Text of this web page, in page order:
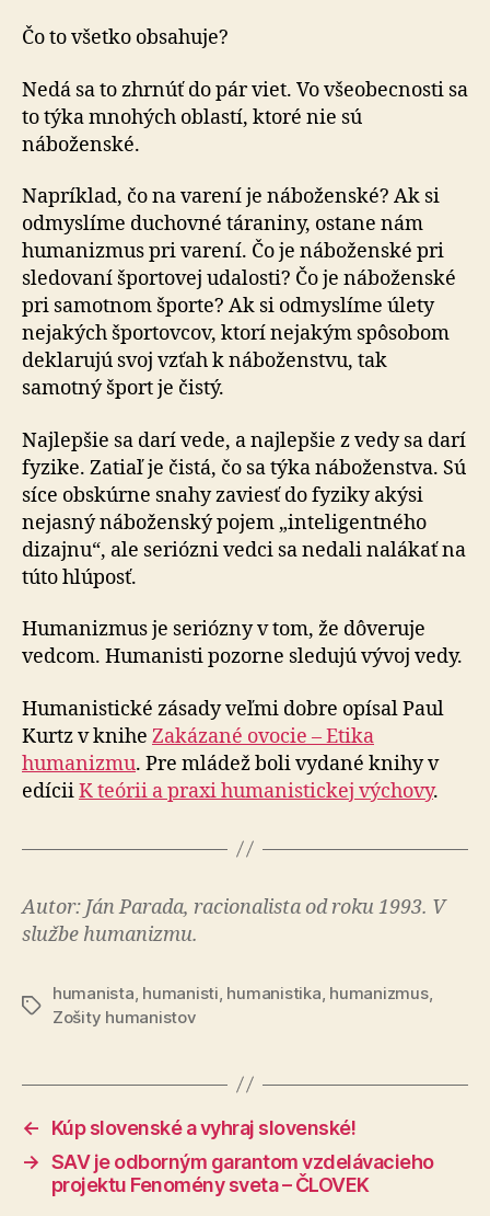
Čo to všetko obsahuje?
Nedá sa to zhrnúť do pár viet. Vo všeobecnosti sa
to týka mnohých oblastí, ktoré nie sú
náboženské.
Napríklad, čo na varení je náboženské? Ak si
odmyslíme duchovné táraniny, ostane nám
humanizmus pri varení. Čo je náboženské pri
sledovaní športovej udalosti? Čo je náboženské
pri samotnom športe? Ak si odmyslíme úlety
nejakých športovcov, ktorí nejakým spôsobom
deklarujú svoj vzťah k náboženstvu, tak
samotný šport je čistý.
Najlepšie sa darí vede, a najlepšie z vedy sa darí
fyzike. Zatiaľ je čistá, čo sa týka náboženstva. Sú
síce obskúrne snahy zaviesť do fyziky akýsi
nejasný náboženský pojem „inteligentného
dizajnu“, ale seriózni vedci sa nedali nalákať na
túto hlúposť.
Humanizmus je seriózny v tom, že dôveruje
vedcom. Humanisti pozorne sledujú vývoj vedy.
Humanistické zásady veľmi dobre opísal Paul
Kurtz v knihe Zakázané ovocie – Etika
humanizmu. Pre mládež boli vydané knihy v
edíciiK teórii a praxi humanistickej výchovy.
Autor: Ján Parada, racionalista od roku 1993. V
službe humanizmu.
Značky
humanista humanisti humanistika humanizmus,
Zošity humanistov
←
Kúp slovenské a vyhraj slovenské!
→ SAV je odborným garantom vzdelávacieho
projektu Fenomény sveta – ČLOVEK